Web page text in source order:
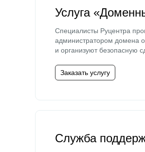
Услуга
Специалисты Руцентра
администратором домена
и организуют безопасную
Заказать услугу
Служба